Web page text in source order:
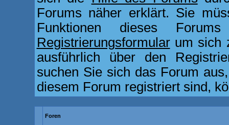
Forums näher erklärt. Sie
Funktionen dieses
Registrierungsformularum sich
ausführlich über den
suchen Sie sich das Forum
diesem Forum registriert sind,
Foren